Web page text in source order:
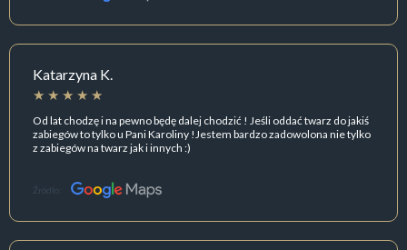
Katarzyna K.
Od lat chodzę i na pewno będę dalej chodzić ! Jeśli oddać twarz do jakiś
zabiegów to tylko u Pani Karoliny !Jestem bardzo zadowolona nie tylko
z zabiegów na twarz jak i innych :)
Źródło: